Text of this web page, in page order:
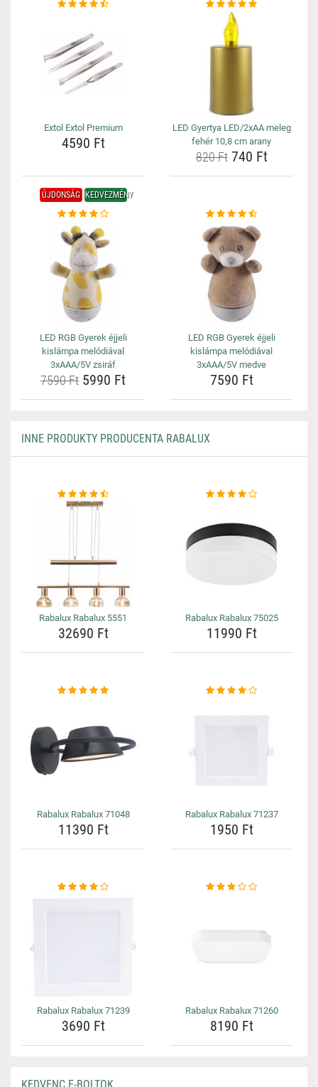
Extol Extol Premium
4590 Ft
LED Gyertya LED/2xAA meleg
fehér 10,8 cm arany
820 Ft740 Ft
ÚJDONSÁG KEDVEZMÉNY
LED RGB Gyerek éjjeli
kislámpa melódiával
3xAAA/5V zsiráf
7590 Ft 5990 Ft
LED RGB Gyerek éjjeli
kislámpa melódiával
3xAAA/5V medve
7590 Ft
INNE PRODUKTY PRODUCENTA RABALUX
Rabalux Rabalux 5551
32690 Ft
Rabalux Rabalux 75025
11990 Ft
Rabalux Rabalux 71048
11390 Ft
Rabalux Rabalux 71237
1950 Ft
Rabalux Rabalux 71239
3690 Ft
Rabalux Rabalux 71260
8190 Ft